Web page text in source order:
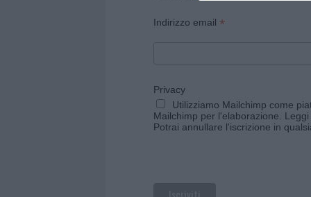
Indirizzo email *
Privacy
Utilizziamo Mailchimp come
Mailchimp per l'elaborazione.
Potrai annullare l'iscrizione in